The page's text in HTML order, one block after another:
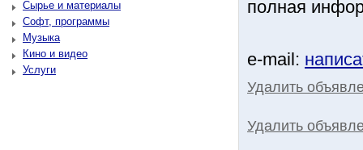
Сырье и материалы
Софт, программы
Музыка
Кино и видео
Услуги
полная
e-mail:
Удалить
Удалить